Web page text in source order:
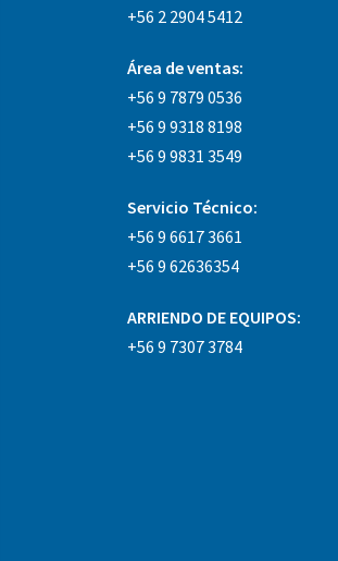
+56 2 2904 5412
Área de ventas:
+56 9 7879 0536
+56 9 9318 8198
+56 9 9831 3549
Servicio Técnico:
+56 9 6617 3661
+56 9 62636354
ARRIENDO DE EQUIPOS:
+56 9 7307 3784